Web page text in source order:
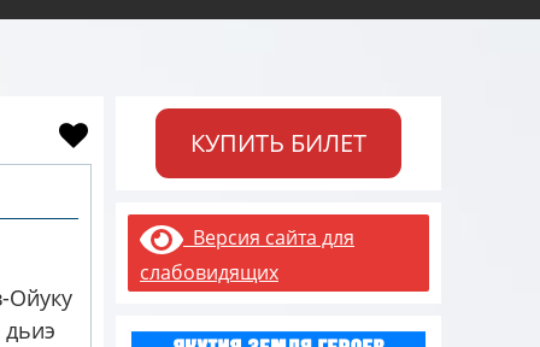
Ойуку
КУПИТЬ БИЛЕТ
Версия сайта для
слабовидящих